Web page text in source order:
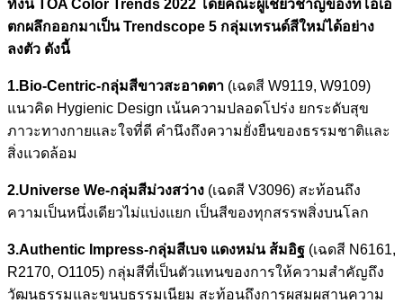
ทั้งนี้ TOA Color Trends 2022 โดยคณะผู้เชี่ยวชาญของทีโอเอ
ตกผลึกออกมาเป็น Trendscope 5 กลุ่มเทรนด์สีใหม่ได้อย่าง
ลงตัว ดังนี้
1.Bio-Centric-กลุ่มสีขาวสะอาดตา (เฉดสี W9119, W9109)
แนวคิด Hygienic Design เน้นความปลอดโปร่ง ยกระดับสุข
ภาวะทางกายและใจที่ดี คำนึงถึงความยั่งยืนของธรรมชาติและ
สิ่งแวดล้อม
2.Universe We-กลุ่มสีม่วงสว่าง (เฉดสี V3096) สะท้อนถึง
ความเป็นหนึ่งเดียวไม่แบ่งแยก เป็นสีของทุกสรรพสิ่งบนโลก
3.Authentic Impress-กลุ่มสีเบจ แดงหม่น ส้มอิฐ (เฉดสี N6161,
R2170, O1105) กลุ่มสีที่เป็นตัวแทนของการให้ความสำคัญถึง
วัฒนธรรมและขนบธรรมเนียม สะท้อนถึงการผสมผสานความ